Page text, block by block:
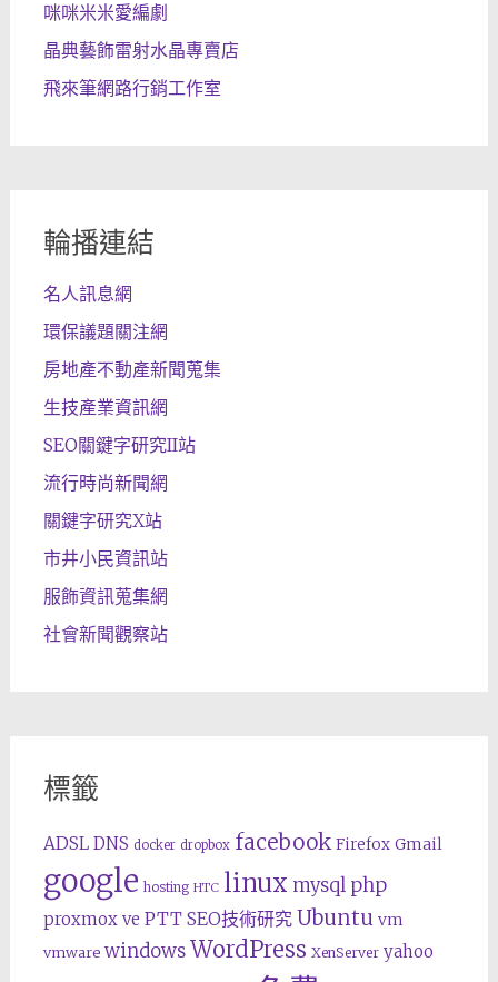
咪咪米米愛編劇
晶典藝飾雷射水晶專賣店
飛來筆網路行銷工作室
輪播連結
名人訊息網
環保議題關注網
房地產不動產新聞蒐集
生技產業資訊網
SEO關鍵字研究II站
流行時尚新聞網
關鍵字研究X站
市井小民資訊站
服飾資訊蒐集網
社會新聞觀察站
標籤
ADSL DNS docker dropbox facebook Firefox Gmail
google hosting HTC linux mysql php
proxmox ve PTT SEO技術研究 Ubuntu vm
vmware windows WordPress XenServer yahoo